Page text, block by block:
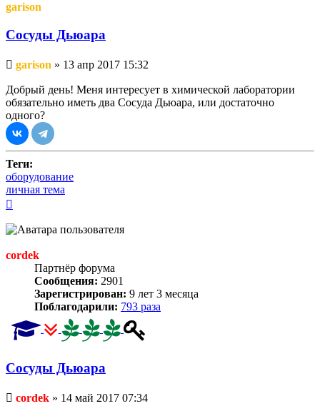
garison
Сосуды Дьюара
Непрочитанное
сообщение
garison » 13 апр 2017 15:32
Добрый день! Меня интересует в химической лаборатории
обязательно иметь два Сосуда Дьюара, или достаточно
одного?
Теги:
оборудование
личная тема
началу
cordek
Партнёр форума
Сообщения: 2901
Зарегистрирован: 9 лет 3 месяца
Поблагодарили: 793 раза
Сосуды Дьюара
Непрочитанное
cordek » 14 май 2017 07:34